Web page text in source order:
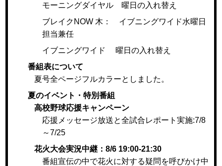
モーニングダイヤル 曜日の入れ替え
ブレイクNOW 木： イブニングワイド水曜日
担当兼任
イブニングワイド 曜日の入れ替え
番組表について
夏号全ページフルカラーとしました。
夏のイベント・特別番組
高校野球応援キャンペーン
応援メッセージ放送と全試合レポート実施:7/8
～7/25
花火大会実況中継：8/6 19:00-21:30
番組宣伝の中で花火に対する疑問を呼びかけ中